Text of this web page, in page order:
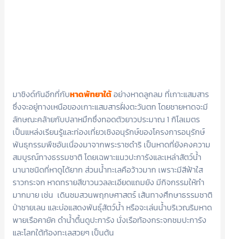
มาชิงด์กันอีกที่กับหาดพัทยาใต้อย่างหาดลูกลม ที่เกาะแสมสาร
ซึ่งจะอยู่ทางเหนือของเกาะแสมสารฝั่งตะวันตก โดยชายหาดจะมี
ลักษณะคล้ายกับปลาหมึกซึ่งทอดตัวยาวประมาณ 1 กิโลเมตร
เป็นแหล่งเรียนรู้และท่องเที่ยวเชิงอนุรักษ์ของโครงการอนุรักษ์
พันธุกรรมพืชอันเนื่องมาจากพระราชดำริ เป็นหาดที่ยังคงความ
สมบูรณ์ทางธรรมชาติ โดยเฉพาะแนวปะการังและเหล่าสัตว์น้ำ
นานาชนิดที่หาดูได้ยาก ส่วนน้ำทะเลคือว้าวมาก เพราะมีสีฟ้าใส
ราวกระจก หาดทรายสีขาวนวลละเอียดแถมยัง มีกิจกรรมให้ทำ
มากมาย เช่น เดินชมสวนพฤกษศาสตร์ เส้นทางศึกษาธรรมชาติ
ป่าชายเลน และบ่อแสดงพันธุ์สัตว์น้ำ หรือจะเล่นน้ำบริเวณริมหาด
พายเรือคายัค ดำน้ำตื้นดูปะการัง นั่งเรือท้องกระจกชมปะการัง
และโลกใต้ท้องทะเลสวยๆ เป็นต้น